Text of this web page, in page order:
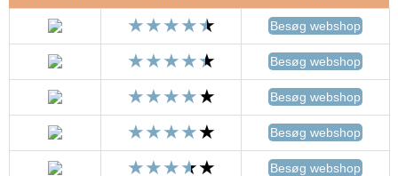
Besøg webshop
Besøg webshop
Besøg webshop
Besøg webshop
Besøg webshop